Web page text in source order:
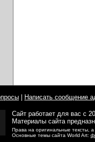
Написать сообщение
Сайт работает для вас с
Материалы сайта
Права на оригинальные тексты, а
Основные темы сайта World Art: